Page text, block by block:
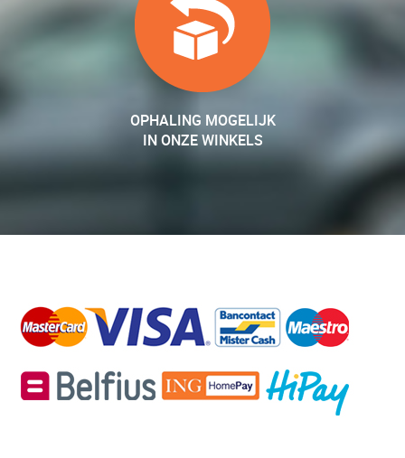
OPHALING MOGELIJK
IN ONZE WINKELS